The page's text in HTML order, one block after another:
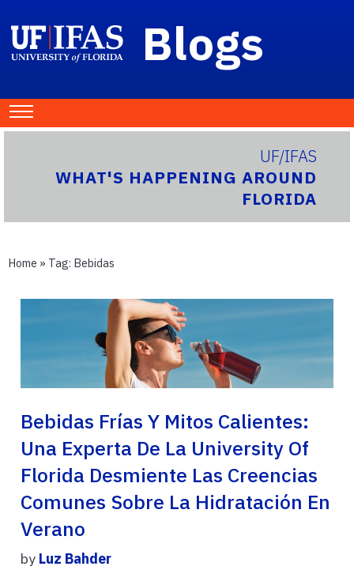
Blogs
UF/IFAS
WHAT'S HAPPENING AROUND
FLORIDA
Home » Tag: Bebidas
Bebidas Frías Y Mitos Calientes:
Una Experta De La University Of
Florida Desmiente Las Creencias
Comunes Sobre La Hidratación En
Verano
by Luz Bahder